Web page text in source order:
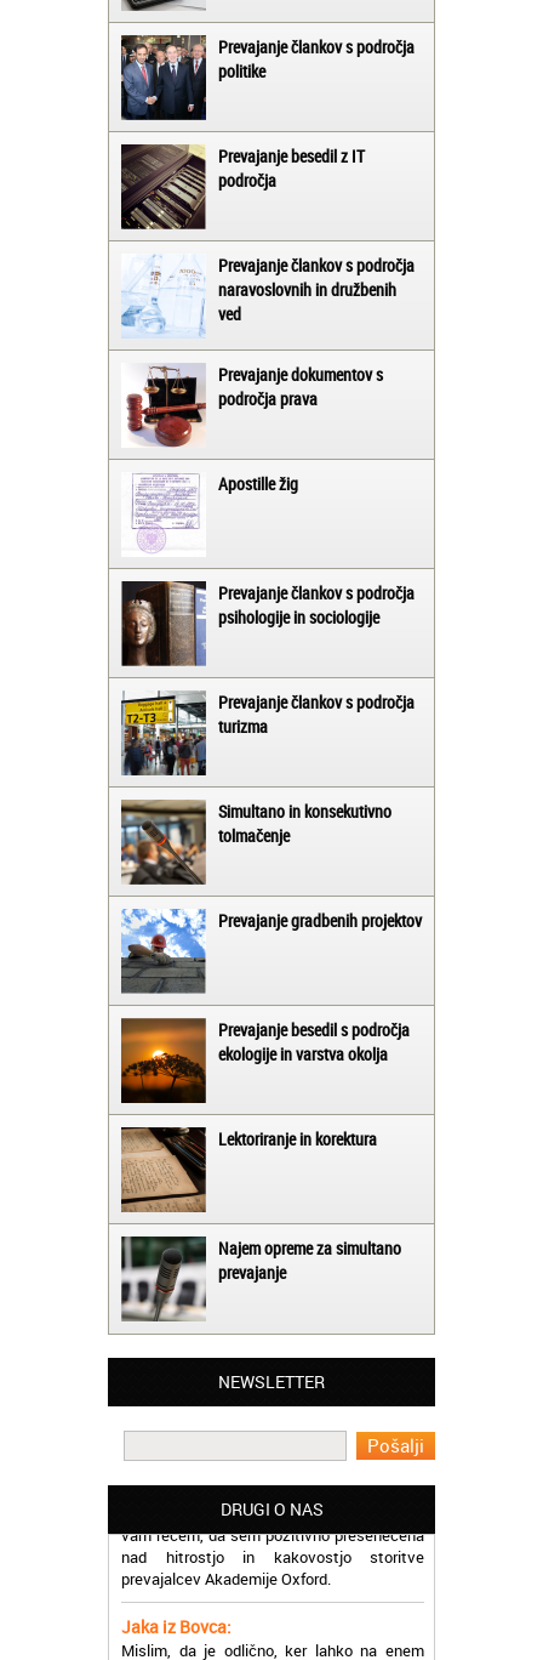
Prevajanje člankov s področja
politike
Prevajanje besedil z IT
področja
Prevajanje člankov s področja
naravoslovnih in družbenih
ved
Prevajanje dokumentov s
področja prava
Apostille žig
Prevajanje člankov s področja
psihologije in sociologije
Prevajanje člankov s področja
turizma
Simultano in konsekutivno
tolmačenje
Prevajanje gradbenih projektov
Prevajanje besedil s področja
ekologije in varstva okolja
Lektoriranje in korektura
Najem opreme za simultano
prevajanje
NEWSLETTER
DRUGI O NAS
Matjaž iz Ajdovščine:
Lahko pohvalim vse zaposlene v Akademiji
Oxford, ker so resnično profesionalni in
prevajalske storitve opravljajo hitro in
Potrebovala sem prevajanje iz
vam rečem, da sem pozitivno presenečena
nad hitrostjo in kakovostjo storitve
prevajalcev Akademije Oxford.
Jaka iz Bovca:
Mislim, da je odlično, ker lahko na enem
mestu najdem prevajalske storitve za
različne jezike, tako da se ne morem